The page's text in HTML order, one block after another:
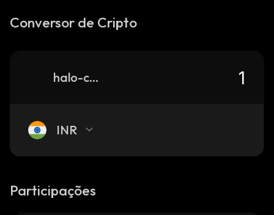
Conversor de Cripto
halo-coin
INR
Participações